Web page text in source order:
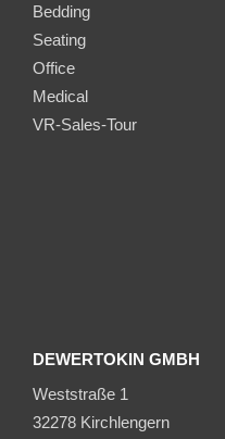
Bedding
Seating
Office
Medical
VR-Sales-Tour
DEWERTOKIN GMBH
Weststraße 1
32278 Kirchlengern